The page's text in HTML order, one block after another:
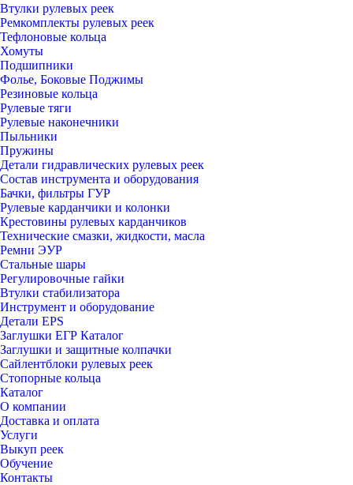
Втулки рулевых реек
Ремкомплекты рулевых реек
Тефлоновые кольца
Хомуты
Подшипники
Фолье, Боковые Поджимы
Резиновые кольца
Рулевые тяги
Рулевые наконечники
Пыльники
Пружины
Детали гидравлических рулевых реек
Состав инструмента и оборудования
Бачки, фильтры ГУР
Рулевые карданчики и колонки
Крестовины рулевых карданчиков
Технические смазки, жидкости, масла
Ремни ЭУР
Стальные шары
Регулировочные гайки
Втулки стабилизатора
Инструмент и оборудование
Детали EPS
Заглушки ЕГР Каталог
Заглушки и защитные колпачки
Сайлентблоки рулевых реек
Стопорные кольца
Каталог
О компании
Доставка и оплата
Услуги
Выкуп реек
Обучение
Контакты